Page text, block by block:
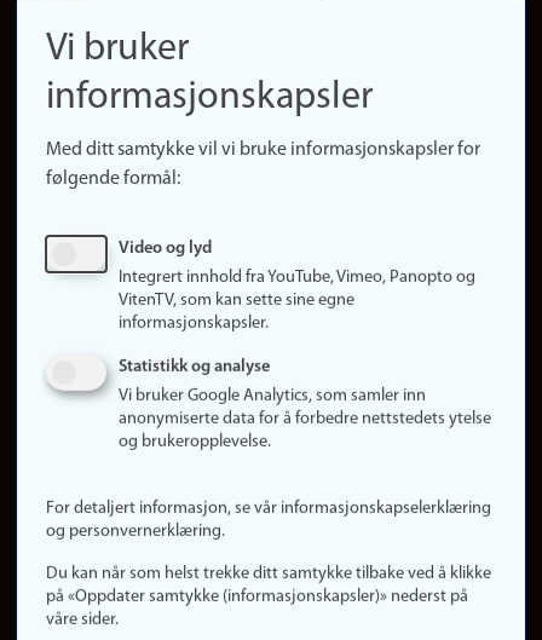
(no)
Finn forsker
Presse
Finn studier
Ledige stillinger
Om nettstedet
Informasjonskapsler
Personvern
Logg inn
Vi bruker
informasjonskapsler
Med ditt samtykke vil vi bruke informasjonskapsler for
følgende formål:
Video og lyd
Integrert innhold fra YouTube, Vimeo, Panopto og
VitenTV, som kan sette sine egne
informasjonskapsler.
Statistikk og analyse
Vi bruker Google Analytics, som samler inn
anonymiserte data for å forbedre nettstedets ytelse
og brukeropplevelse.
For detaljert informasjon, se vår informasjonskapselerklæring
og personvernerklæring.
Du kan når som helst trekke ditt samtykke tilbake ved å klikke
på «Oppdater samtykke (informasjonskapsler)» nederst på
våre sider.